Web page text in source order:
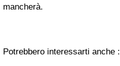
mancherà.
Potrebbero interessarti anche :